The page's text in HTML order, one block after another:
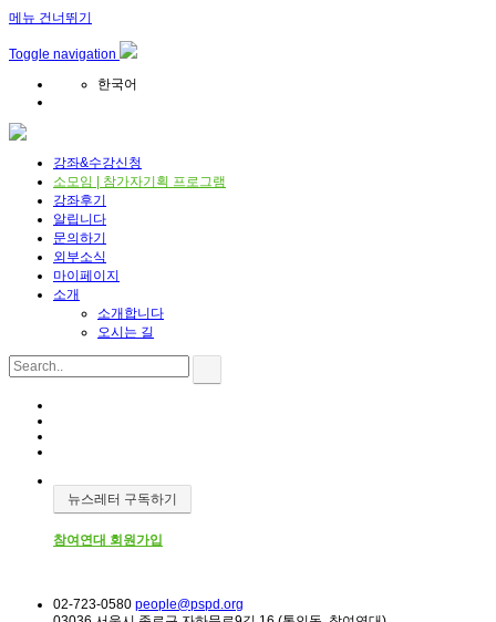
메뉴 건너뛰기
Toggle navigation
한국어
강좌&수강신청
소모임 | 참가자기획 프로그램
강좌후기
알립니다
문의하기
외부소식
마이페이지
소개
소개합니다
오시는 길
뉴스레터 구독하기
참여연대 회원가입
02-723-0580 people@pspd.org